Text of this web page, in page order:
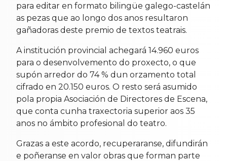
para editar en formato bilingüe galego-castelán
as pezas que ao longo dos anos resultaron
gañadoras deste premio de textos teatrais.
A institución provincial achegará 14.960 euros
para o desenvolvemento do proxecto, o que
supón arredor do 74 % dun orzamento total
cifrado en 20.150 euros. O resto será asumido
pola propia Asociación de Directores de Escena,
que conta cunha traxectoria superior aos 35
anos no ámbito profesional do teatro.
Grazas a este acordo, recuperaranse, difundirán
e poñeranse en valor obras que forman parte